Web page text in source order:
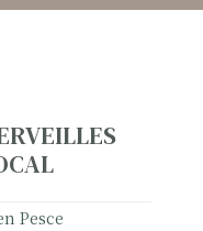
Pesce